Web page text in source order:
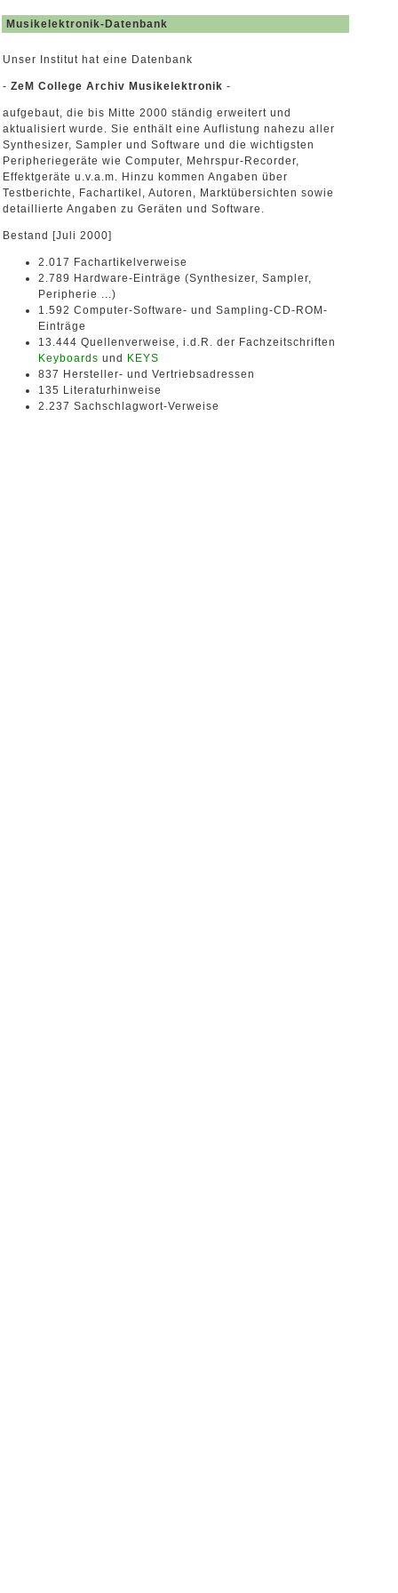
Musikelektronik-Datenbank
Unser Institut hat eine Datenbank
- ZeM College Archiv Musikelektronik -
aufgebaut, die bis Mitte 2000 ständig erweitert und
aktualisiert wurde. Sie enthält eine Auflistung nahezu aller
Synthesizer, Sampler und Software und die wichtigsten
Peripheriegeräte wie Computer, Mehrspur-Recorder,
Effektgeräte u.v.a.m. Hinzu kommen Angaben über
Testberichte, Fachartikel, Autoren, Marktübersichten sowie
detaillierte Angaben zu Geräten und Software.
Bestand [Juli 2000]
2.017 Fachartikelverweise
2.789 Hardware-Einträge (Synthesizer, Sampler,
Peripherie ...)
1.592 Computer-Software- und Sampling-CD-ROM-
Einträge
13.444 Quellenverweise, i.d.R. der Fachzeitschriften
Keyboards und
KEYS
837 Hersteller- und Vertriebsadressen
135 Literaturhinweise
2.237 Sachschlagwort-Verweise